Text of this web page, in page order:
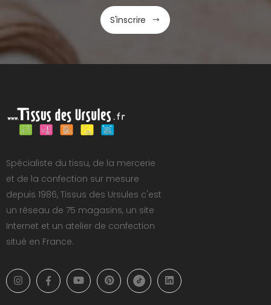
S'inscrire
Spécialiste du tissu, de la mercerie
et de la confection sur mesure
depuis 1986, Tissus des Ursules c'est
un réseau de 75 magasins, un site
Internet et un atelier de confection
situé en France.